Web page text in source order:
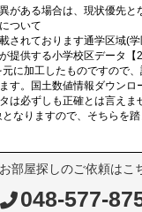
がある場合は、現状優先と
ついて
されております通学区域(
提供する小学校区データ【
に加工したものですので
す。国土数値情報ダウンロ
は必ずしも正確とは言え
なりますので、そちらを
お部屋探しのご依頼はこ
048-577-